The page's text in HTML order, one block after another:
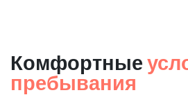
Комфортные
пребывания